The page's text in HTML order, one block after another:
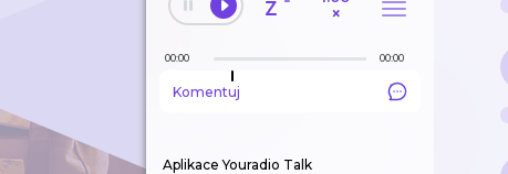
×
00:00 00:00
Komentuj
Aplikace Youradio Talk